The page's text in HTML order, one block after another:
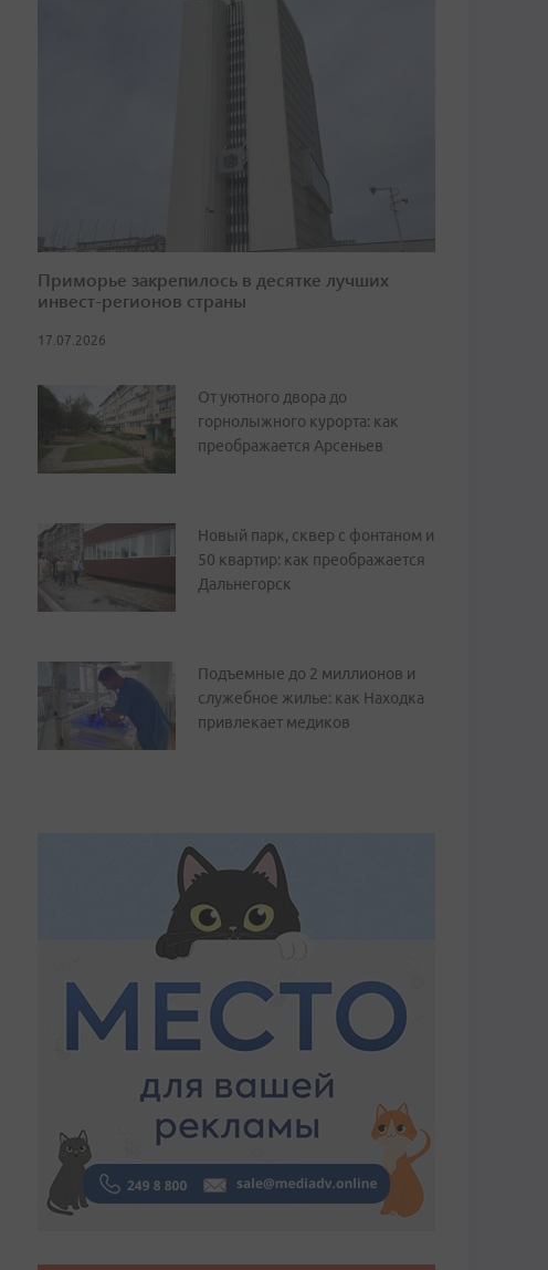
Приморье закрепилось в десятке лучших
инвест-регионов страны
17.07.2026
От уютного двора до
горнолыжного курорта: как
преображается Арсеньев
Новый парк, сквер с фонтаном и
50 квартир: как преображается
Дальнегорск
Подъемные до 2 миллионов и
служебное жилье: как Находка
привлекает медиков